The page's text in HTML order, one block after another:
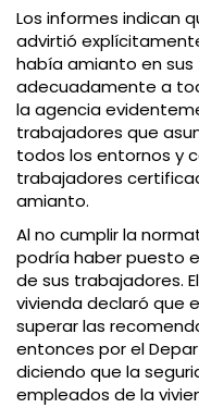
Los informes indican
advirtió
había amianto en
adecuadamente a
la agencia
trabajadores que
todos los entornos y
trabajadores
amianto.
Al no cumplir la
podría haber puesto
de sus trabajadores.
vivienda declaró que
superar las
entonces por el
diciendo que la
empleados de la